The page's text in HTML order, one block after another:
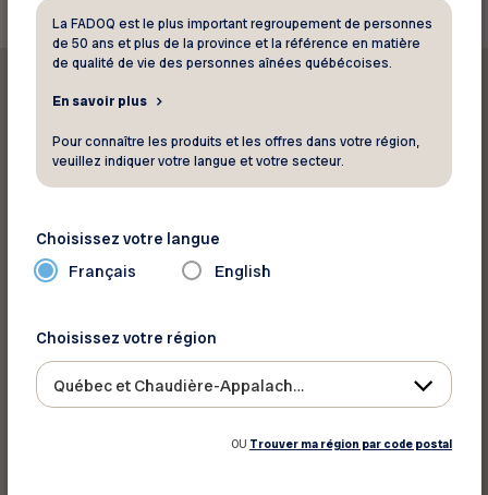
Imprimer ce rabais
Partager sur :
La FADOQ est le plus important regroupement de personnes
de 50 ans et plus de la province et la référence en matière
de qualité de vie des personnes aînées québécoises.
En savoir plus
Pour connaître les produits et les offres dans votre région,
veuillez indiquer votre langue et votre secteur.
Choisissez votre langue
Français English
Choisissez votre région
Québec et Chaudière-Appalaches
OU Trouver ma région par code postal